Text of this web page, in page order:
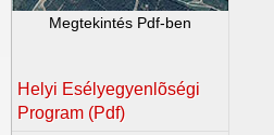
Megtekintés Pdf-ben
Helyi Esélyegyenlõségi
Program (Pdf)